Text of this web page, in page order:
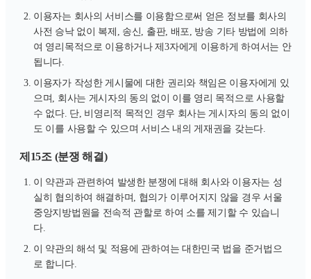
이용자는 회사의 서비스를 이용함으로써 얻은 정보를 회사의
사전 승낙 없이 복제, 송신, 출판, 배포, 방송 기타 방법에 의하
여 영리목적으로 이용하거나 제3자에게 이용하게 하여서는 안
됩니다.
이용자가 작성한 게시물에 대한 권리와 책임은 이용자에게 있
으며, 회사는 게시자의 동의 없이 이를 영리 목적으로 사용할
수 없다. 단, 비영리적 목적인 경우 회사는 게시자의 동의 없이
도 이를 사용할 수 있으며 서비스 내의 게재권을 갖는다.
제15조 (분쟁 해결)
이 약관과 관련하여 발생한 분쟁에 대해 회사와 이용자는 성
실히 협의하여 해결하며, 협의가 이루어지지 않을 경우 서울
중앙지방법원을 전속적 관할로 하여 소를 제기할 수 있습니
다.
이 약관의 해석 및 적용에 관하여는 대한민국 법을 준거법으
로 합니다.